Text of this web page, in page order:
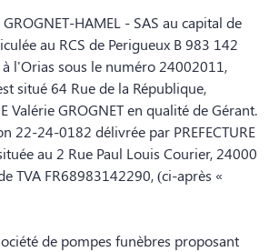
DE SÉPULTURE
GROGNET-HAMEL - SAS au capital de
au RCS de Perigueux B 983 142
l'Orias sous le numéro 24002011,
situé 64 Rue de la République,
Valérie GROGNET en qualité de Gérant.
22-24-0182 délivrée par PREFECTURE
au 2 Rue Paul Louis Courier, 24000
TVA FR68983142290, (ci-après «
de pompes funèbres proposant